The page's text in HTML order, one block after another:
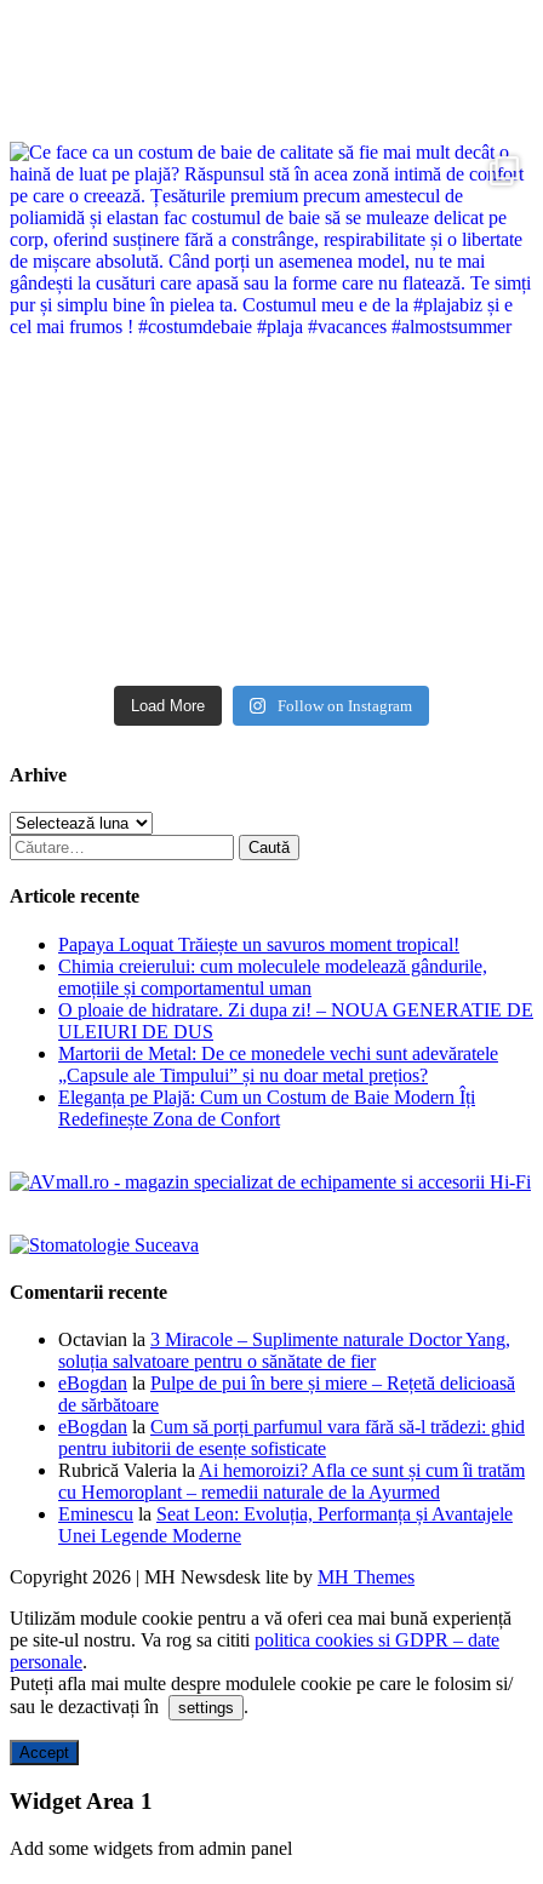
Load More Follow on Instagram
Arhive
Arhive
Caută
după:
Articole recente
Papaya Loquat Trăiește un savuros moment tropical!
Chimia creierului: cum moleculele modelează gândurile,
emoțiile și comportamentul uman
O ploaie de hidratare. Zi dupa zi! – NOUA GENERATIE DE
ULEIURI DE DUS
Martorii de Metal: De ce monedele vechi sunt adevăratele
„Capsule ale Timpului” și nu doar metal prețios?
Eleganța pe Plajă: Cum un Costum de Baie Modern Îți
Redefinește Zona de Confort
Comentarii recente
Octavian la 3 Miracole – Suplimente naturale Doctor Yang,
soluția salvatoare pentru o sănătate de fier
eBogdan la Pulpe de pui în bere și miere – Rețetă delicioasă
de sărbătoare
eBogdan la Cum să porți parfumul vara fără să-l trădezi: ghid
pentru iubitorii de esențe sofisticate
Rubrică Valeria la Ai hemoroizi? Afla ce sunt și cum îi tratăm
cu Hemoroplant – remedii naturale de la Ayurmed
Eminescu la Seat Leon: Evoluția, Performanța și Avantajele
Unei Legende Moderne
Copyright 2026 | MH Newsdesk lite by MH Themes
Utilizăm module cookie pentru a vă oferi cea mai bună experiență
pe site-ul nostru. Va rog sa cititi politica cookies si GDPR – date
personale.
Puteți afla mai multe despre modulele cookie pe care le folosim si/
sau le dezactivați în
settings .
Accept
Widget Area 1
Add some widgets from admin panel